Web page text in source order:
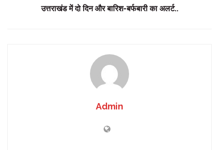
उत्तराखंड में दो दिन और बारिश-बर्फबारी का अलर्ट..
Admin